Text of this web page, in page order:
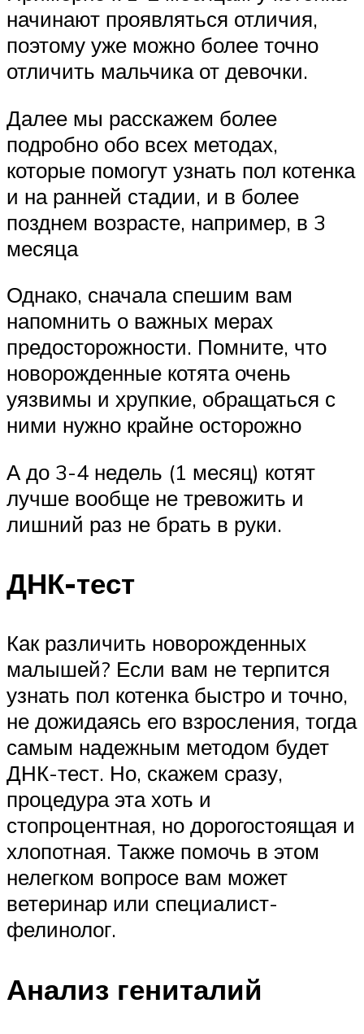
начинают проявляться отличия,
поэтому уже можно более точно
отличить мальчика от девочки.
Далее мы расскажем более
подробно обо всех методах,
которые помогут узнать пол котенка
и на ранней стадии, и в более
позднем возрасте, например, в 3
месяца
Однако, сначала спешим вам
напомнить о важных мерах
предосторожности. Помните, что
новорожденные котята очень
уязвимы и хрупкие, обращаться с
ними нужно крайне осторожно
А до 3-4 недель (1 месяц) котят
лучше вообще не тревожить и
лишний раз не брать в руки.
ДНК-тест
Как различить новорожденных
малышей? Если вам не терпится
узнать пол котенка быстро и точно,
не дожидаясь его взросления, тогда
самым надежным методом будет
ДНК-тест. Но, скажем сразу,
процедура эта хоть и
стопроцентная, но дорогостоящая и
хлопотная. Также помочь в этом
нелегком вопросе вам может
ветеринар или специалист-
фелинолог.
Анализ гениталий